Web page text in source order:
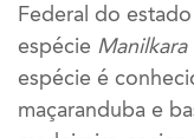
Federal do
espécie
espécie é
maçaranduba e